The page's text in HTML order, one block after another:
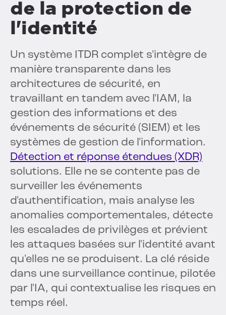
de la protection de
l'identité
Un système ITDR complet s'intègre de
manière transparente dans les
architectures de sécurité, en
travaillant en tandem avec l'IAM, la
gestion des informations et des
événements de sécurité (SIEM) et les
systèmes de gestion de l'information.
Détection et réponse étendues (XDR)
solutions. Elle ne se contente pas de
surveiller les événements
d'authentification, mais analyse les
anomalies comportementales, détecte
les escalades de privilèges et prévient
les attaques basées sur l'identité avant
qu'elles ne se produisent. La clé réside
dans une surveillance continue, pilotée
par l'IA, qui contextualise les risques en
temps réel.